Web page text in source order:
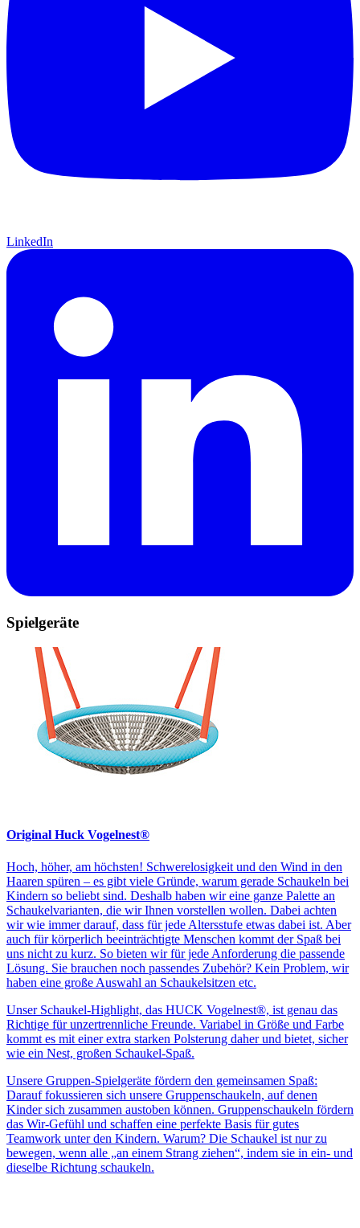
LinkedIn
Spielgeräte
Original Huck Vogelnest®
Hoch, höher, am höchsten! Schwerelosigkeit und den Wind in den
Haaren spüren – es gibt viele Gründe, warum gerade Schaukeln bei
Kindern so beliebt sind. Deshalb haben wir eine ganze Palette an
Schaukelvarianten, die wir Ihnen vorstellen wollen. Dabei achten
wir wie immer darauf, dass für jede Altersstufe etwas dabei ist. Aber
auch für körperlich beeinträchtigte Menschen kommt der Spaß bei
uns nicht zu kurz. So bieten wir für jede Anforderung die passende
Lösung. Sie brauchen noch passendes Zubehör? Kein Problem, wir
haben eine große Auswahl an Schaukelsitzen etc.
Unser Schaukel-Highlight, das HUCK Vogelnest®, ist genau das
Richtige für unzertrennliche Freunde. Variabel in Größe und Farbe
kommt es mit einer extra starken Polsterung daher und bietet, sicher
wie ein Nest, großen Schaukel-Spaß.
Unsere Gruppen-Spielgeräte fördern den gemeinsamen Spaß:
Darauf fokussieren sich unsere Gruppenschaukeln, auf denen
Kinder sich zusammen austoben können. Gruppenschaukeln fördern
das Wir-Gefühl und schaffen eine perfekte Basis für gutes
Teamwork unter den Kindern. Warum? Die Schaukel ist nur zu
bewegen, wenn alle „an einem Strang ziehen“, indem sie in ein- und
dieselbe Richtung schaukeln.